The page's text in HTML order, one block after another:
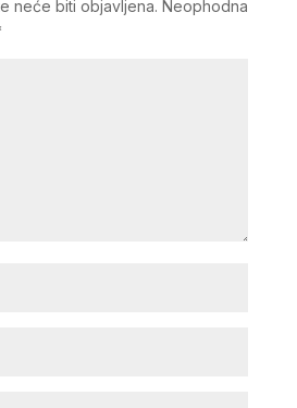
neće biti objavljena. Neophodna